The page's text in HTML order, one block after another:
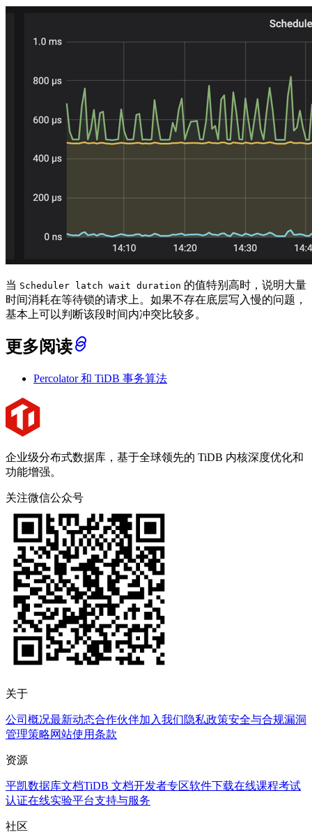
当 Scheduler latch wait duration 的值特别高时，说明大量
时间消耗在等待锁的请求上。如果不存在底层写入慢的问题，
基本上可以判断该段时间内冲突比较多。
更多阅读
Percolator 和 TiDB 事务算法
企业级分布式数据库，基于全球领先的 TiDB 内核深度优化和
功能增强。
关注微信公众号
关于
公司概况最新动态合作伙伴加入我们隐私政策安全与合规漏洞
管理策略网站使用条款
资源
平凯数据库文档TiDB 文档开发者专区软件下载在线课程考试
认证在线实验平台支持与服务
社区